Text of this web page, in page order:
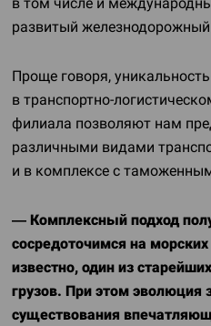
развитый железнодорожный
Проще говоря, уникальность
в транспортно-
филиала позволяют нам
различными видами
и в комплексе с
— Комплексный подход
сосредоточимся на
известно, один из
грузов. При этом эволюция
существования